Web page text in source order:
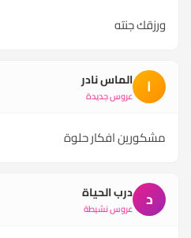
ورزقك جنته
ا الماس نادر
عروس جديدة
مشكورين افكار حلوة
د درب الحياة
عروس نشيطة